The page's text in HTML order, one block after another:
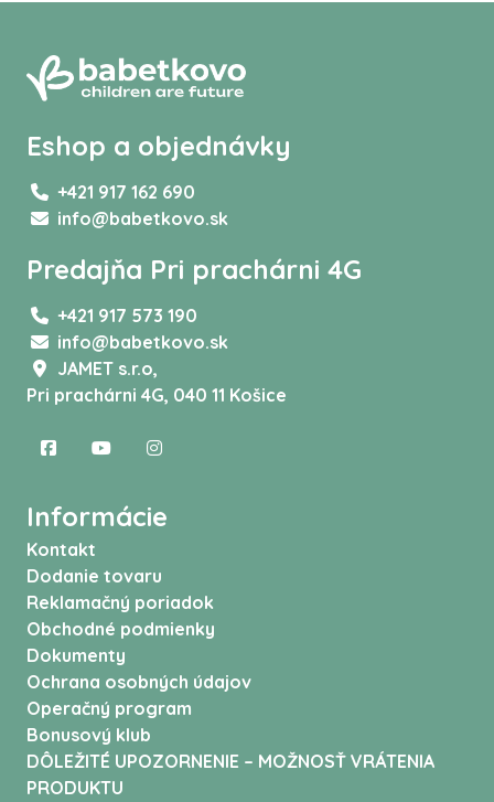
Eshop a objednávky
+421 917 162 690
info@babetkovo.sk
Predajňa Pri prachárni 4G
+421 917 573 190
info@babetkovo.sk
JAMET s.r.o,
Pri prachárni 4G, 040 11 Košice
Informácie
Kontakt
Dodanie tovaru
Reklamačný poriadok
Obchodné podmienky
Dokumenty
Ochrana osobných údajov
Operačný program
Bonusový klub
DÔLEŽITÉ UPOZORNENIE – MOŽNOSŤ VRÁTENIA
PRODUKTU